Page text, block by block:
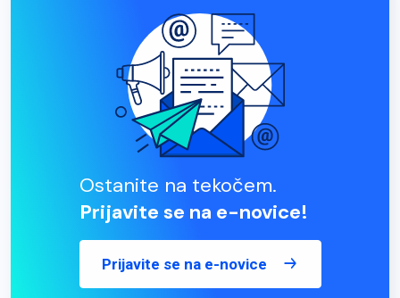
Ostanite na tekočem.
Prijavite se na e-novice!
Prijavite se na e-novice